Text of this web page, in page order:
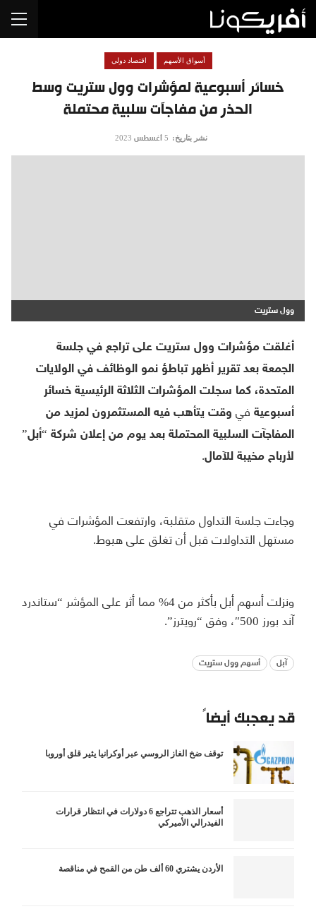
خسائر أسبوعية لمؤشرات وول ستريت وسط
الحذر من مفاجآت سلبية محتملة
أسواق الأسهم اقتصاد دولي
نشر بتاريخ: 5 أغسطس 2023
وول ستريت
أغلقت مؤشرات وول ستريت على تراجع في جلسة
الجمعة بعد تقرير أظهر تباطؤ نمو الوظائف في الولايات
المتحدة، كما سجلت المؤشرات الثلاثة الرئيسية خسائر
أسبوعية في وقت يتأهب فيه المستثمرون لمزيد من
المفاجآت السلبية المحتملة بعد يوم من إعلان شركة “أبل”
لأرباح مخيبة للآمال.
وجاءت جلسة التداول متقلبة، وارتفعت المؤشرات في
مستهل التداولات قبل أن تغلق على هبوط.
ونزلت أسهم أبل بأكثر من 4% مما أثر على المؤشر “ستاندرد
آند بورز 500″، وفق “رويترز”.
آبل أسهم وول ستريت
قد يعجبك أيضاً
توقف ضخ الغاز الروسي عبر أوكرانيا يثير قلق أوروبا
أسعار الذهب تتراجع 6 دولارات في انتظار قرارات
الفيدرالي الأميركي
الأردن يشتري 60 ألف طن من القمح في مناقصة